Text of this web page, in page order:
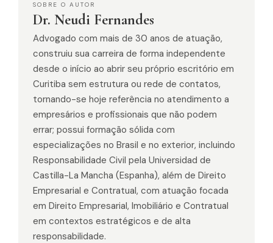
SOBRE O AUTOR
Dr. Neudi Fernandes
Advogado com mais de 30 anos de atuação,
construiu sua carreira de forma independente
desde o início ao abrir seu próprio escritório em
Curitiba sem estrutura ou rede de contatos,
tornando-se hoje referência no atendimento a
empresários e profissionais que não podem
errar; possui formação sólida com
especializações no Brasil e no exterior, incluindo
Responsabilidade Civil pela Universidad de
Castilla-La Mancha (Espanha), além de Direito
Empresarial e Contratual, com atuação focada
em Direito Empresarial, Imobiliário e Contratual
em contextos estratégicos e de alta
responsabilidade.